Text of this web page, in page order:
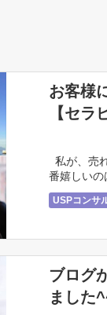
お客様
【セラ
私が、売
番嬉しい
USPコンサ
ブログ
ました